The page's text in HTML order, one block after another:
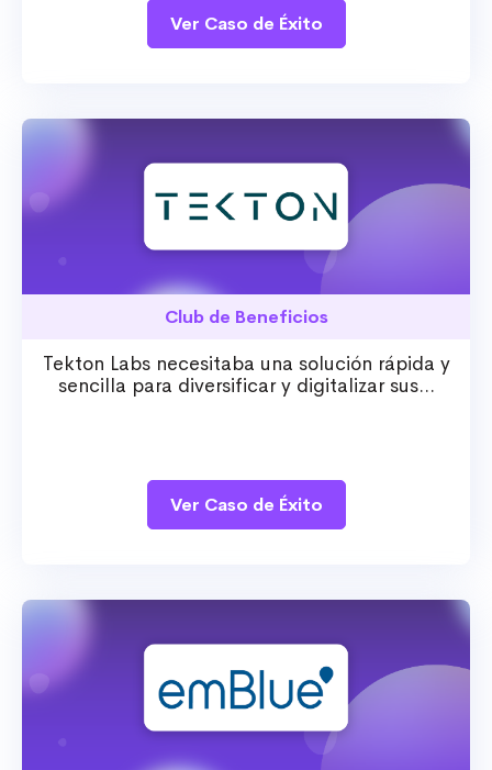
Ver Caso de Éxito
Club de Beneficios
Tekton Labs necesitaba una solución rápida y
sencilla para diversificar y digitalizar sus...
Ver Caso de Éxito